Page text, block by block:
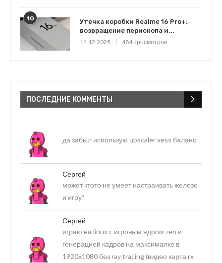
10
Утечка коробки Realme 16 Pro+:
возвращение перископа и...
14.12.2025
484 просмотров
ПОСЛЕДНИЕ КОММЕНТЫ
да забыл использую upscaler xess баланс
Сергей
может ктото не умеет настраивать железо
и игру?
Сергей
играю на linux c игровым ядром zen и
генерацией кадров на максималке в
1920х1080 без ray tracing (видео карта rx